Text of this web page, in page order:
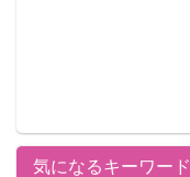
気になるキーワード